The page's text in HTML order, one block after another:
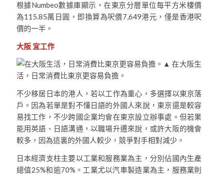
根據Numbeo數據庫顯示，在東京分層單位每平方米樓價
為115.85萬日圓，即換算為呎價7,649港元，僅是香港呎
價的一半。
大阪 宜工作
▲ 在大阪生
活，日常消費比東京更容易負擔。
不少移居日本的港人，若以工作為重心，多選擇以東京落
戶。因為若單是對不懂日語的外國人來說，東京還是較容
易找工作，不少跨國企業均會在東京設立辦事處。但若果
能用英語、日語溝通，以職場升遷來說，或許大阪的機會
較多，因為這裏的外國人較少，競爭對手相對減少。
日本經濟支柱主要以工業和服務業為主，分別佔國內生產
總值25%和逾70%。工業尤以汽車製造業為主，服務業則